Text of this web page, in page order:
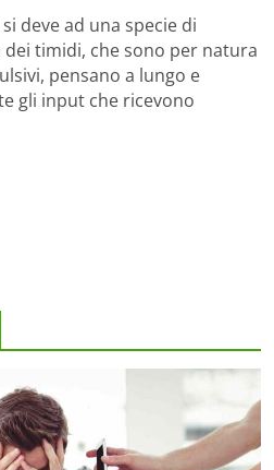
deve ad una specie di
timidi, che sono per natura
pensano a lungo e
gli input che ricevono